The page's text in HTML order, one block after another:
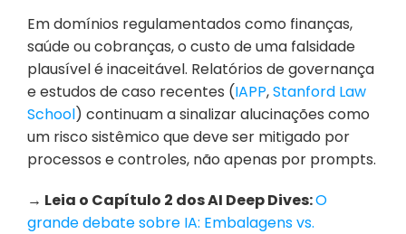
Em domínios regulamentados como finanças,
saúde ou cobranças, o custo de uma falsidade
plausível é inaceitável. Relatórios de governança
e estudos de caso recentes (IAPP, Stanford Law
School) continuam a sinalizar alucinações como
um risco sistêmico que deve ser mitigado por
processos e controles, não apenas por prompts.
→ Leia o Capítulo 2 dos AI Deep Dives:O
grande debate sobre IA: Embalagens vs.